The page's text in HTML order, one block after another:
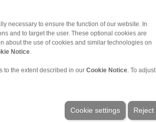
necessary to ensure the function of our website. In
and to target the user. These optional cookies are
about the use of cookies and similar technologies on
Notice
to the extent described in our Cookie Notice . To adjust
Reject
Cookie settings
RLK 300 RLK 110
RLK 133 RLK 133 TC
RLK 350 RLK 402
Servicio
Descarga